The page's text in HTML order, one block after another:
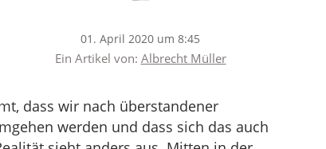
01. April 2020 um 8:45
Ein Artikel von: Albrecht Müller
dass wir nach überstandener
werden und dass sich das auch